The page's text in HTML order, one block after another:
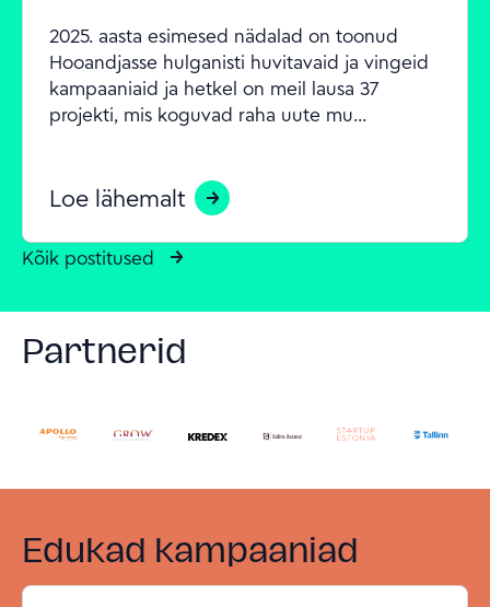
2025. aasta esimesed nädalad on toonud
Hooandjasse hulganisti huvitavaid ja vingeid
kampaaniaid ja hetkel on meil lausa 37
projekti, mis koguvad raha uute mu...
Loe lähemalt
Kõik postitused
Partnerid
Edukad kampaaniad